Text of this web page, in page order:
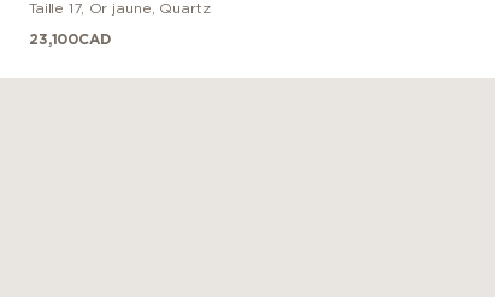
Taille 17, Or jaune Quartz
23,100CAD